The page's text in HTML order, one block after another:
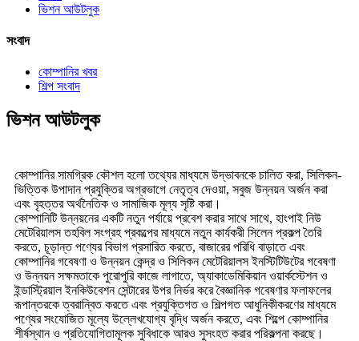
ভিশন আউটলুক
সংবাদ
কোম্পানির খবর
শিল্প সংবাদ
ভিশন আউটলুক
কোম্পানির সামগ্রিক কৌশল হলো তথ্যের মাধ্যমে উদ্ভাবনকে চালিত করা, সিলিকন-
ভিত্তিক উপাদান প্রযুক্তির অগ্রভাগে নেতৃত্ব দেওয়া, সবুজ উন্নয়ন অর্জন করা
এবং বৃহত্তর অর্থনৈতিক ও সামাজিক মূল্য সৃষ্টি করা।
কোম্পানিটি উন্নয়নের একটি নতুন পর্যায়ে প্রবেশ করার সাথে সাথে, হাংপাই নিউ
মেটেরিয়ালস তহবিল সংগ্রহ প্রকল্পের মাধ্যমে নতুন কার্যকরী সিলেন প্রকল্প তৈরি
করতে, চূড়ান্ত পণ্যের বিভাগ প্রসারিত করতে, বাজারের পরিধি বাড়াতে এবং
কোম্পানির গবেষণা ও উন্নয়ন কেন্দ্র ও সিলিকন মেটেরিয়ালস ইনস্টিটিউটের গবেষণা
ও উন্নয়ন সক্ষমতাকে পুরোপুরি কাজে লাগাতে, অ্যাকাডেমিকিয়ান ওয়ার্কস্টেশন ও
ইন্ডাস্ট্রিয়াল ইনকিউবেশন সেন্টারের উপর নির্ভর করে বৈজ্ঞানিক গবেষণার ফলাফলের
রূপান্তরকে ত্বরান্বিত করতে এবং প্রযুক্তিগত ও শিল্পগত আধুনিকীকরণের মাধ্যমে
পণ্যের সংযোজিত মূল্যে উল্লেখযোগ্য বৃদ্ধি অর্জন করতে, এবং শিল্পে কোম্পানির
শীর্ষস্থান ও প্রতিযোগিতামূলক সুবিধাকে আরও সুসংহত করার পরিকল্পনা করছে।